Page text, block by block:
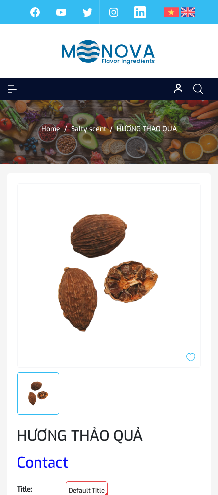
Home / Salty scent / HƯƠNG THẢO QUẢ
HƯƠNG THẢO QUẢ
Contact
Title: Default Title